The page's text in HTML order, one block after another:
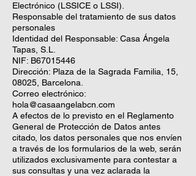
Electrónico (LSSICE o LSSI).
Responsable del tratamiento de sus datos
personales
Identidad del Responsable: Casa Ángela
Tapas, S.L.
NIF: B67015446
Dirección: Plaza de la Sagrada Familia, 15,
08025, Barcelona.
Correo electrónico:
hola@casaangelabcn.com
A efectos de lo previsto en el Reglamento
General de Protección de Datos antes
citado, los datos personales que nos envíen
a través de los formularios de la web, serán
utilizados exclusivamente para contestar a
sus consultas y una vez aclarada la